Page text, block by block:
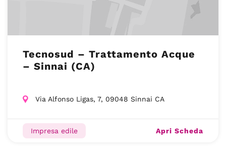
Tecnosud – Trattamento Acque
– Sinnai (CA)
Via Alfonso Ligas, 7, 09048 Sinnai CA
Impresa edile Apri Scheda